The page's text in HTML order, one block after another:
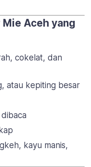
Mie Aceh yang
cokelat, dan
atau kepiting besar
kayu manis,